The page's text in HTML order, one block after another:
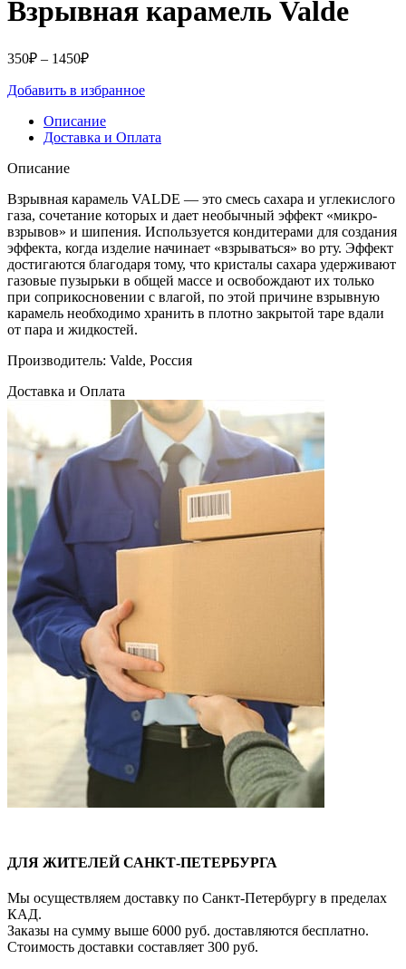
Взрывная карамель Valde
350₽ – 1450₽Диапазон
350₽
1450₽
Добавить в избранное
Описание
Доставка и Оплата
Описание
Взрывная карамель VALDE — это смесь сахара и углекислого
газа, сочетание которых и дает необычный эффект «микро-
взрывов» и шипения. Используется кондитерами для создания
эффекта, когда изделие начинает «взрываться» во рту. Эффект
достигаются благодаря тому, что кристалы сахара удерживают
газовые пузырьки в общей массе и освобождают их только
при соприкосновении с влагой, по этой причине взрывную
карамель необходимо хранить в плотно закрытой таре вдали
от пара и жидкостей.
Производитель: Valde, Россия
Доставка и Оплата
ДЛЯ ЖИТЕЛЕЙ САНКТ-ПЕТЕРБУРГА
Мы осуществляем доставку по Санкт-Петербургу в пределах
КАД.
Заказы на сумму выше 6000 руб. доставляются бесплатно.
Стоимость доставки составляет 300 руб.